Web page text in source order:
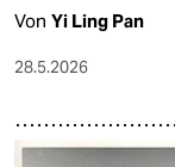
Von Yi Ling Pan
28.5.2026